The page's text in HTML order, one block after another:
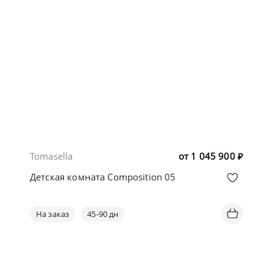
от 1 045 900 ₽
Tomasella
Детская комната Composition 05
На заказ 45-90 дн